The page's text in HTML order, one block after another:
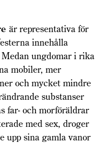
är representativa för
innehålla
ungdomar i rika
mobiler, mer
och mycket mindre
substanser
far- och morföräldrar
med sex, droger
upp sina gamla vanor